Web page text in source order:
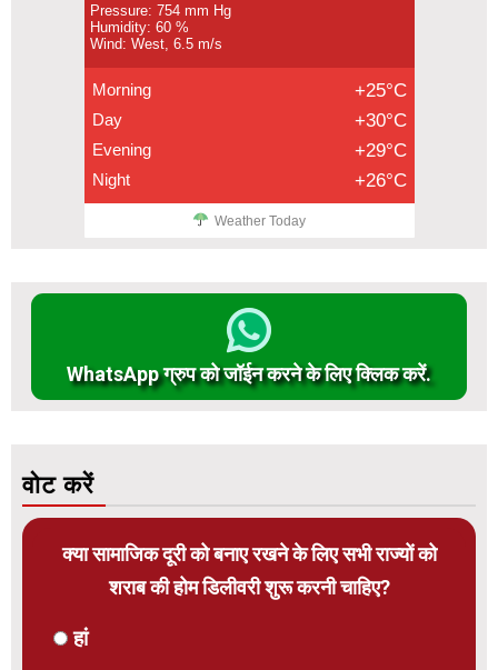
Pressure: 754 mm Hg
Humidity: 60 %
Wind: West, 6.5 m/s
Morning +25°C
Day +30°C
Evening +29°C
Night +26°C
Weather Today
WhatsApp ग्रुप को जॉईन करने के लिए क्लिक करें.
वोट करें
क्या सामाजिक दूरी को बनाए रखने के लिए सभी राज्यों को
शराब की होम डिलीवरी शुरू करनी चाहिए?
हां